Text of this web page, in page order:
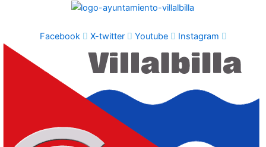
Facebook X-twitter Youtube Instagram